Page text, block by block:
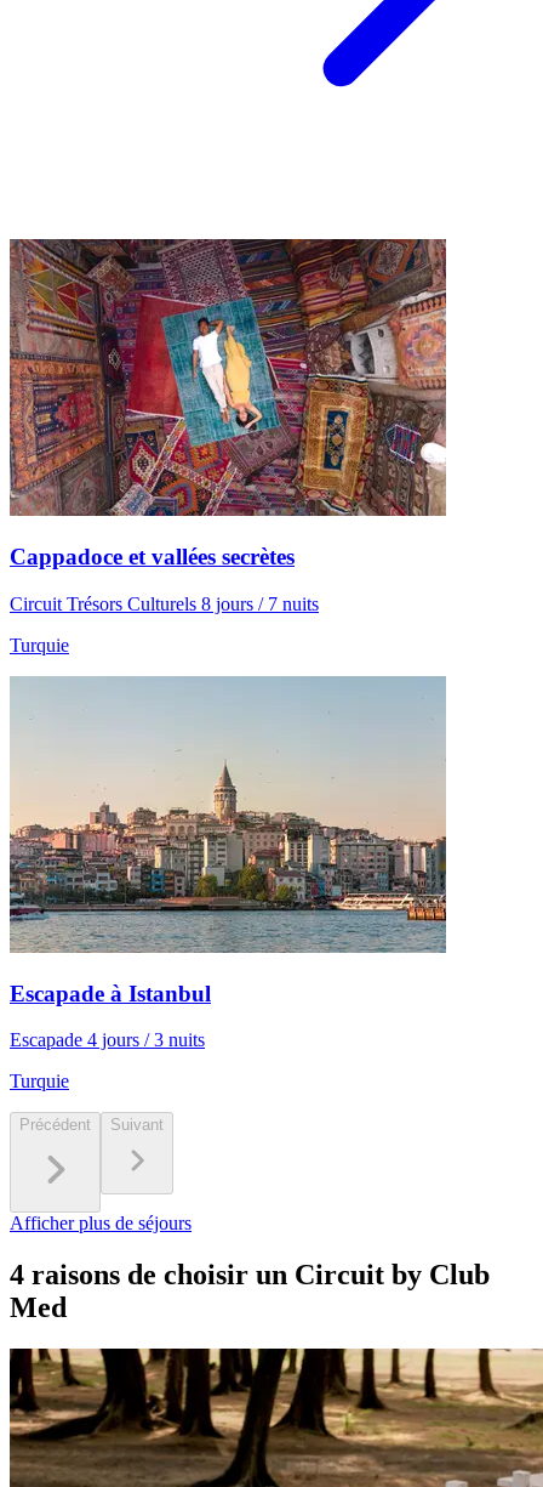
Cappadoce et vallées secrètes
Circuit Trésors Culturels 8 jours / 7 nuits
Turquie
Escapade à Istanbul
Escapade 4 jours / 3 nuits
Turquie
Précédent Suivant
Afficher plus de séjours
4 raisons de choisir un Circuit by Club
Med